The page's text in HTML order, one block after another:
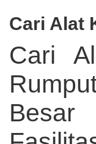
Cari Alat
Cari
Besar